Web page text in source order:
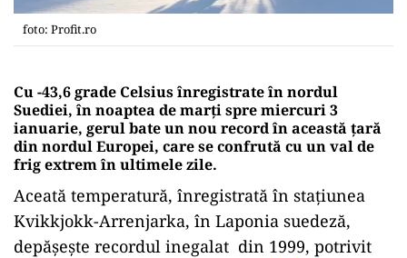
foto: Profit.ro
Cu -43,6 grade Celsius înregistrate în nordul
Suediei, în noaptea de marți spre miercuri 3
ianuarie, gerul bate un nou record în această țară
din nordul Europei, care se confrută cu un val de
frig extrem în ultimele zile.
Aceată temperatură, înregistrată în stațiunea
Kvikkjokk-Arrenjarka, în Laponia suedeză,
depășește recordul inegalat din 1999, potrivit